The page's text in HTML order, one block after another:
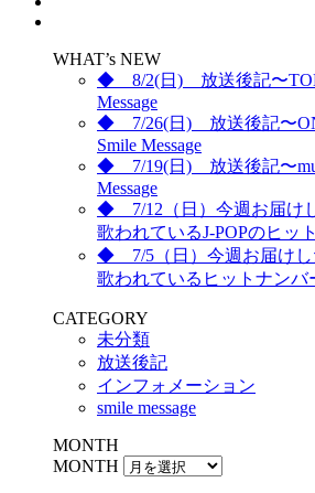
WHAT’s NEW
◆ 8/2(日) 放送後記〜
Message
◆ 7/26(日) 放送後記〜
Smile Message
◆ 7/19(日) 放送後記〜
Message
◆ 7/12（日）今週お届け
歌われているJ-POPのヒッ
◆ 7/5（日）今週お届けし
歌われているヒットナンバ
CATEGORY
未分類
放送後記
インフォメーション
smile message
MONTH
MONTH